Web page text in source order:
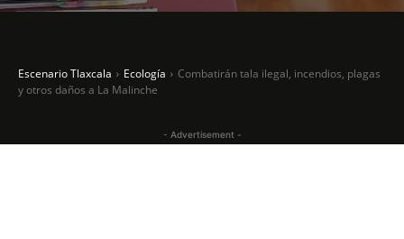
Escenario Tlaxcala Ecología
Combatirán tala ilegal, incendios, plagas
y otros daños a La Malinche
- Advertisement -